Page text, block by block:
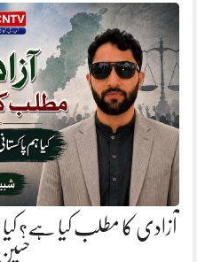
آزادی کا مطلب کیا ہے؟ کیا